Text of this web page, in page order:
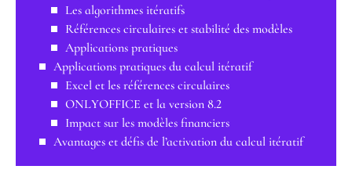
Les algorithmes itératifs
Références circulaires et stabilité des modèles
Applications pratiques
Applications pratiques du calcul itératif
Excel et les références circulaires
ONLYOFFICE et la version 8.2
Impact sur les modèles financiers
Avantages et défis de l’activation du calcul itératif